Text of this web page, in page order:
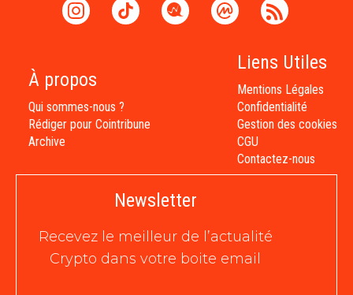
À propos
Qui sommes-nous ?
Rédiger pour Cointribune
Archive
Liens Utiles
Mentions Légales
Confidentialité
Gestion des cookies
CGU
Contactez-nous
Newsletter
Recevez le meilleur de l’actualité
Crypto dans votre boite email